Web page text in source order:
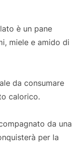
è un pane
miele e amido di
da consumare
calorico.
da una
per la